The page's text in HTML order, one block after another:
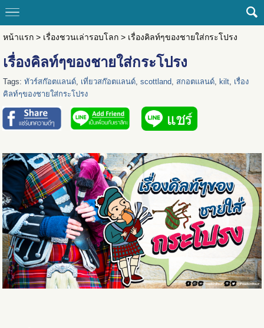
หน้าแรก> เรื่องชวนเล่ารอบโลก> เรื่องคิลท์ๆของชายใส่กระโปรง
เรื่องคิลท์ๆของชายใส่กระโปรง
Tags: ทัวร์สก๊อตแลนด์, เที่ยวสก๊อตแลนด์, scottland, สกอตแลนด์, kilt, เรื่อง
คิลท์ๆของชายใส่กระโปรง